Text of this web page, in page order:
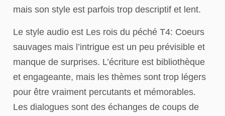
mais son style est parfois trop descriptif et lent.
Le style audio est Les rois du péché T4: Coeurs
sauvages mais l’intrigue est un peu prévisible et
manque de surprises. L’écriture est bibliothèque
et engageante, mais les thèmes sont trop légers
pour être vraiment percutants et mémorables.
Les dialogues sont des échanges de coups de